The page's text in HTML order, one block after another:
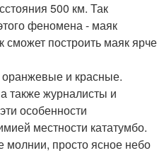
500 км. Так
феномена - маяк
построить маяк ярче
оранжевые и красные.
также журналисты и
особенности
местности кататумбо.
просто ясное небо